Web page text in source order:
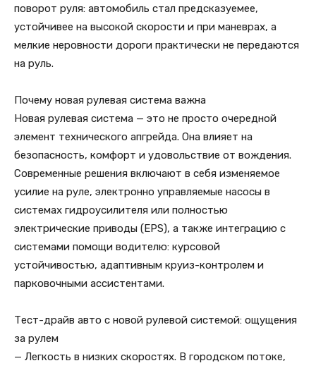
поворот руля: автомобиль стал предсказуемее,
устойчивее на высокой скорости и при маневрах, а
мелкие неровности дороги практически не передаются
на руль.
Почему новая рулевая система важна
Новая рулевая система — это не просто очередной
элемент технического апгрейда. Она влияет на
безопасность, комфорт и удовольствие от вождения.
Современные решения включают в себя изменяемое
усилие на руле, электронно управляемые насосы в
системах гидроусилителя или полностью
электрические приводы (EPS), а также интеграцию с
системами помощи водителю: курсовой
устойчивостью, адаптивным круиз-контролем и
парковочными ассистентами.
Тест-драйв авто с новой рулевой системой: ощущения
за рулем
— Легкость в низких скоростях. В городском потоке,